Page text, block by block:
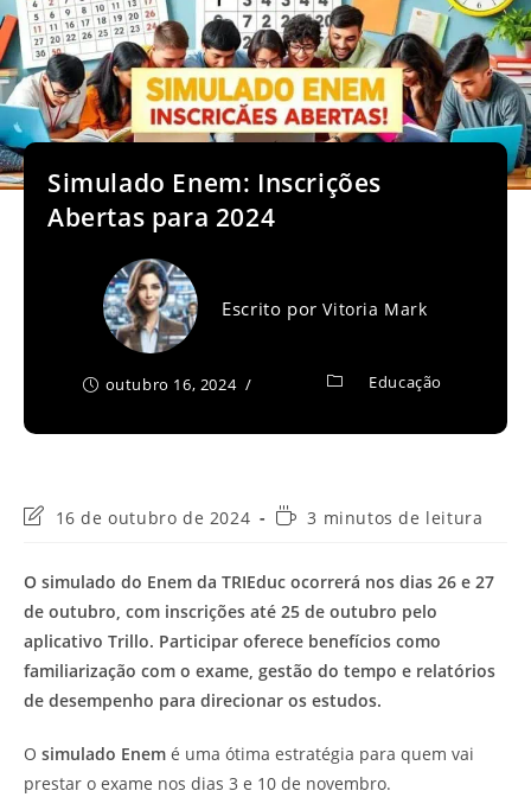
Simulado Enem: Inscrições
Abertas para 2024
Escrito porVitoria Mark
outubro 16, 2024 Educação
Última
post:
16 de outubro de 2024
Tempo3 minutos de leitura
O simulado do Enem da TRIEduc ocorrerá nos dias 26 e 27
de outubro, com inscrições até 25 de outubro pelo
aplicativo Trillo. Participar oferece benefícios como
familiarização com o exame, gestão do tempo e relatórios
de desempenho para direcionar os estudos.
O simulado Enem é uma ótima estratégia para quem vai
prestar o exame nos dias 3 e 10 de novembro.